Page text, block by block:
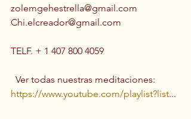
zolemgehestrella@gmail.com
Chi.elcreador@gmail.com
TELF. + 1 407 800 4059
  Ver todas nuestras meditaciones:
https://www.youtube.com/playlist?list...